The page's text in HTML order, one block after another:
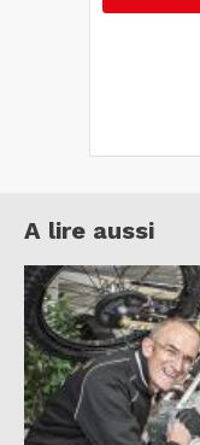
A lire aussi